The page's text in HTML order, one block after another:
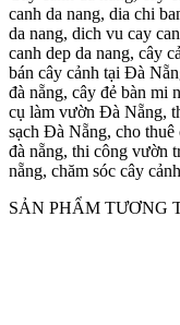
canh da nang, dia chi
da nang, dich vu cay
canh dep da nang, cây
bán cây cảnh tại Đà
đà nẵng, cây đẻ bàn mi
cụ làm vườn Đà Nẵng,
sạch Đà Nẵng, cho thuê
đà nẵng, thi công vườn
nẵng, chăm sóc cây
SẢN PHẨM TƯƠNG